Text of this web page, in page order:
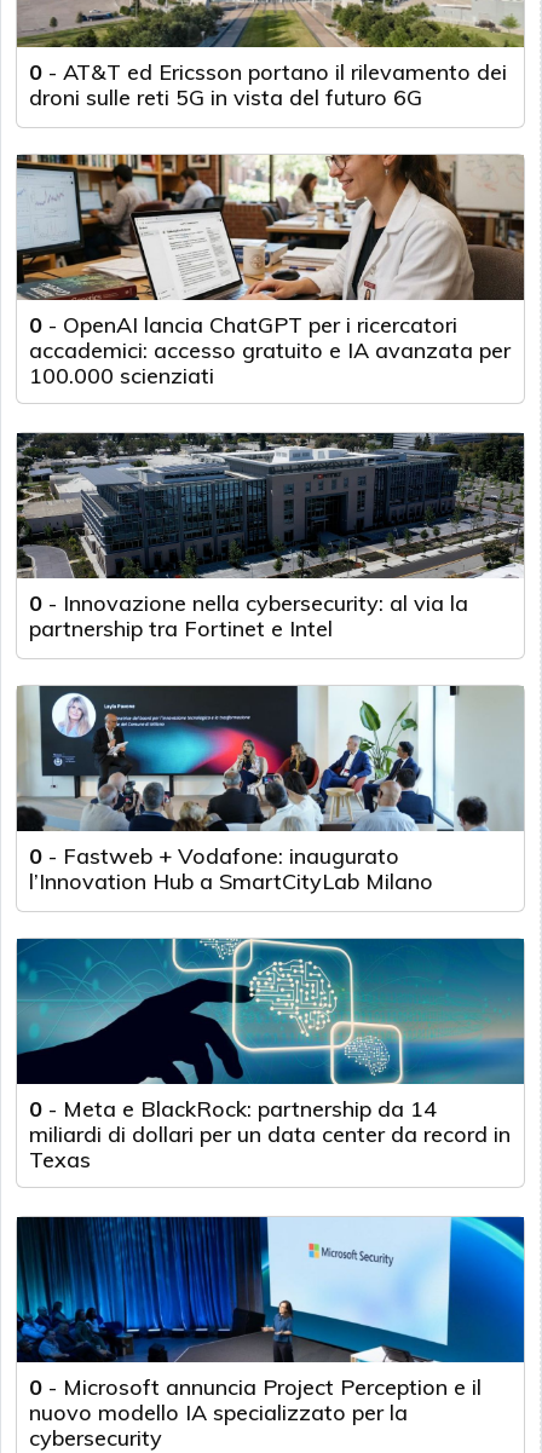
0 - AT&T ed Ericsson portano il rilevamento dei
droni sulle reti 5G in vista del futuro 6G
0 - OpenAI lancia ChatGPT per i ricercatori
accademici: accesso gratuito e IA avanzata per
100.000 scienziati
0 - Innovazione nella cybersecurity: al via la
partnership tra Fortinet e Intel
0 - Fastweb + Vodafone: inaugurato
l’Innovation Hub a SmartCityLab Milano
0 - Meta e BlackRock: partnership da 14
miliardi di dollari per un data center da record in
Texas
0 - Microsoft annuncia Project Perception e il
nuovo modello IA specializzato per la
cybersecurity